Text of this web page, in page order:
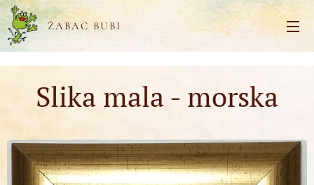
ŽABAC BUBI
Slika mala - morska